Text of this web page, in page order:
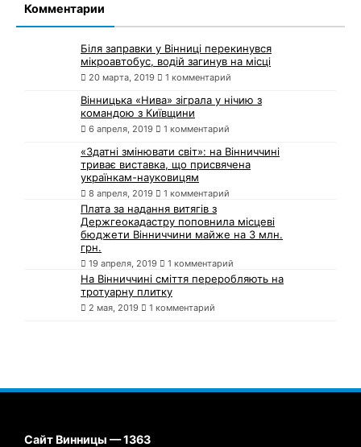
Комментарии
Біля заправки у Вінниці перекинувся
мікроавтобус, водій загинув на місці
20 марта, 2019 1 комментарий
Вінницька «Нива» зіграла у нічию з
командою з Київщини
6 апреля, 2019 1 комментарий
«Здатні змінювати світ»: на Вінниччині
триває виставка, що присвячена
українкам-науковицям
8 апреля, 2019 1 комментарий
Плата за надання витягів з
Держгеокадастру поповнила місцеві
бюджети Вінниччини майже на 3 млн.
грн.
19 апреля, 2019 1 комментарий
На Вінниччині сміття переробляють на
тротуарну плитку
2 мая, 2019 1 комментарий
Сайт Винницы — 1363